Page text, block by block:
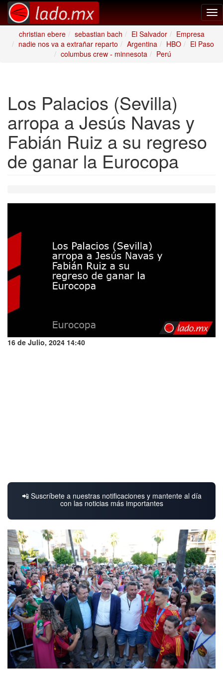
christian ebere
sebastian bach El Salvador
Empresa
nadie nos va a extrañar reparto
Argentina HBO
El Paso
columbus crew - minnesota
Perú
Los Palacios (Sevilla)
arropa a Jesús Navas y
Fabián Ruiz a su regreso
de ganar la Eurocopa
16 de Julio, 2024 14:40
📲 Suscríbete a nuestras notificaciones y mantente al día
con las noticias más importantes